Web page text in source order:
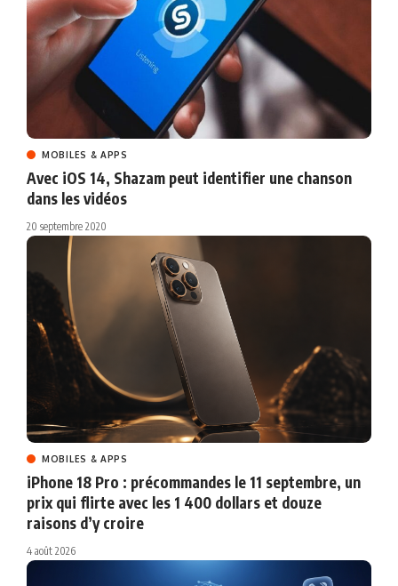
MOBILES & APPS
Avec iOS 14, Shazam peut identifier une chanson
dans les vidéos
20 septembre 2020
MOBILES & APPS
iPhone 18 Pro : précommandes le 11 septembre, un
prix qui flirte avec les 1 400 dollars et douze
raisons d’y croire
4 août 2026